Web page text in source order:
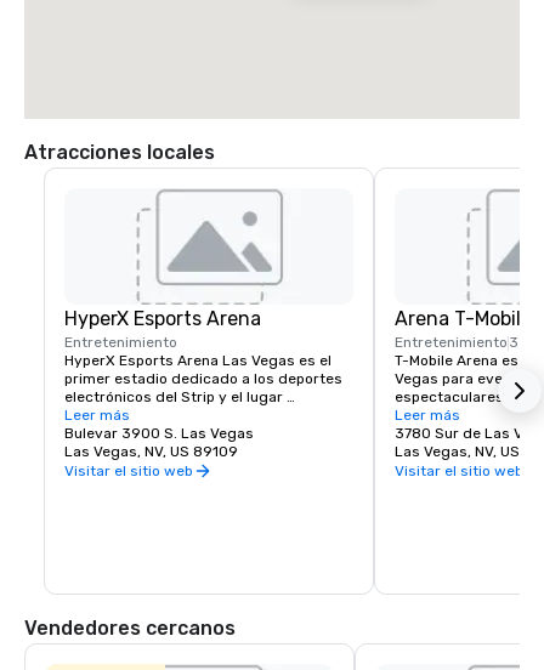
Atracciones locales
HyperX Esports Arena
Entretenimiento
HyperX Esports Arena Las Vegas es el
primer estadio dedicado a los deportes
electrónicos del Strip y el lugar
emblemático de la red inmobiliaria global
de Allied Esports que abarca
Norteamérica, Europa y China. El estadio
de vanguardia no solo es un destino de
especiales. El lugar cuenta con dos
videojuegos retro.
Leer más
Bulevar 3900 S. Las Vegas
Las Vegas, NV, US 89109
Visitar el sitio web
Arena T-Mobile
Entretenimiento 3 mi
T-Mobile Arena es el
Vegas para eventos
espectaculares
hasta
y establece un
a lo que significa
ciudad que mejor lo
Leer más
3780 Sur de Las
Las Vegas, NV, US
Visitar el sitio web
Vendedores cercanos